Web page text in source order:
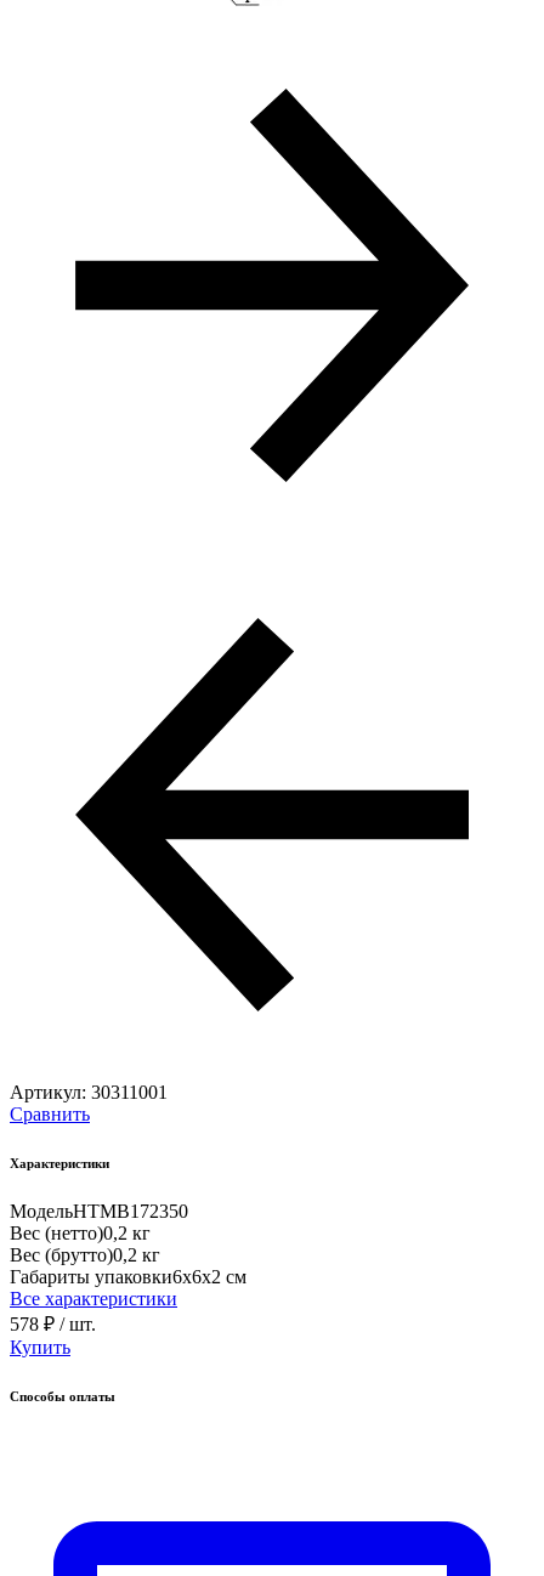
Артикул: 30311001
Сравнить
Характеристики
МодельHTMB172350
Вес (нетто)0,2 кг
Вес (брутто)0,2 кг
Габариты упаковки6х6х2 см
Все характеристики
578 ₽ / шт.
Купить
Способы оплаты